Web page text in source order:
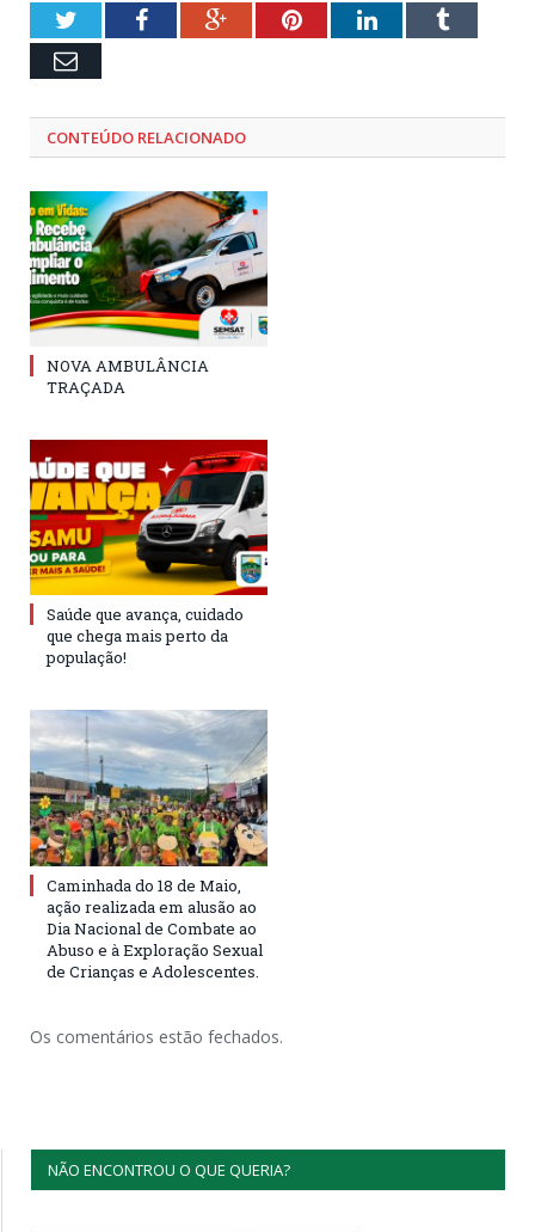
TwitterFacebookGoogle+PinterestLinkedInTumblr
Email
CONTEÚDO RELACIONADO
NOVA AMBULÂNCIA
TRAÇADA
Saúde que avança, cuidado
que chega mais perto da
população!
Caminhada do 18 de Maio,
ação realizada em alusão ao
Dia Nacional de Combate ao
Abuso e à Exploração Sexual
de Crianças e Adolescentes.
Os comentários estão fechados.
NÃO ENCONTROU O QUE QUERIA?